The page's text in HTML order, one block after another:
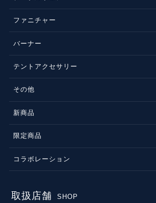
ファニチャー
バーナー
テントアクセサリー
その他
新商品
限定商品
コラボレーション
取扱店舗 SHOP